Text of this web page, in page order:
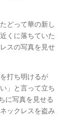
どって華の新し
くに落ちていた
スの写真を見せ
打ち明けるが
」と言って立ち
に写真を見せる
ックレスを盗み